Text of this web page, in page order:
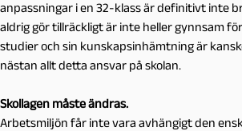
anpassningar i en 32-klass är definitivt inte
aldrig gör tillräckligt är inte heller gynnsam
studier och sin kunskapsinhämtning är
nästan allt detta ansvar på skolan.
Skollagen måste ändras.
Arbetsmiljön får inte vara avhängigt den